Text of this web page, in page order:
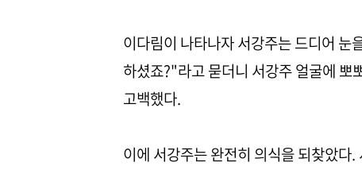
이다림이 나타나자 서강주는 드디어
하셨죠?"라고 묻더니 서강주 얼굴에
고백했다.
이에 서강주는 완전히 의식을 되찾았다